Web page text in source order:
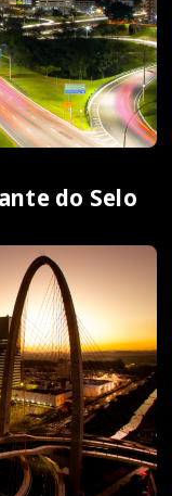
do Selo